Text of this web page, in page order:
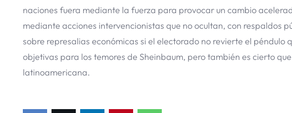
naciones fuera mediante la fuerza para provocar un cambio
mediante acciones intervencionistas que no ocultan, con respaldos
sobre represalias económicas si el electorado no revierte el péndulo
objetivas para los temores de Sheinbaum, pero también es cierto
latinoamericana.